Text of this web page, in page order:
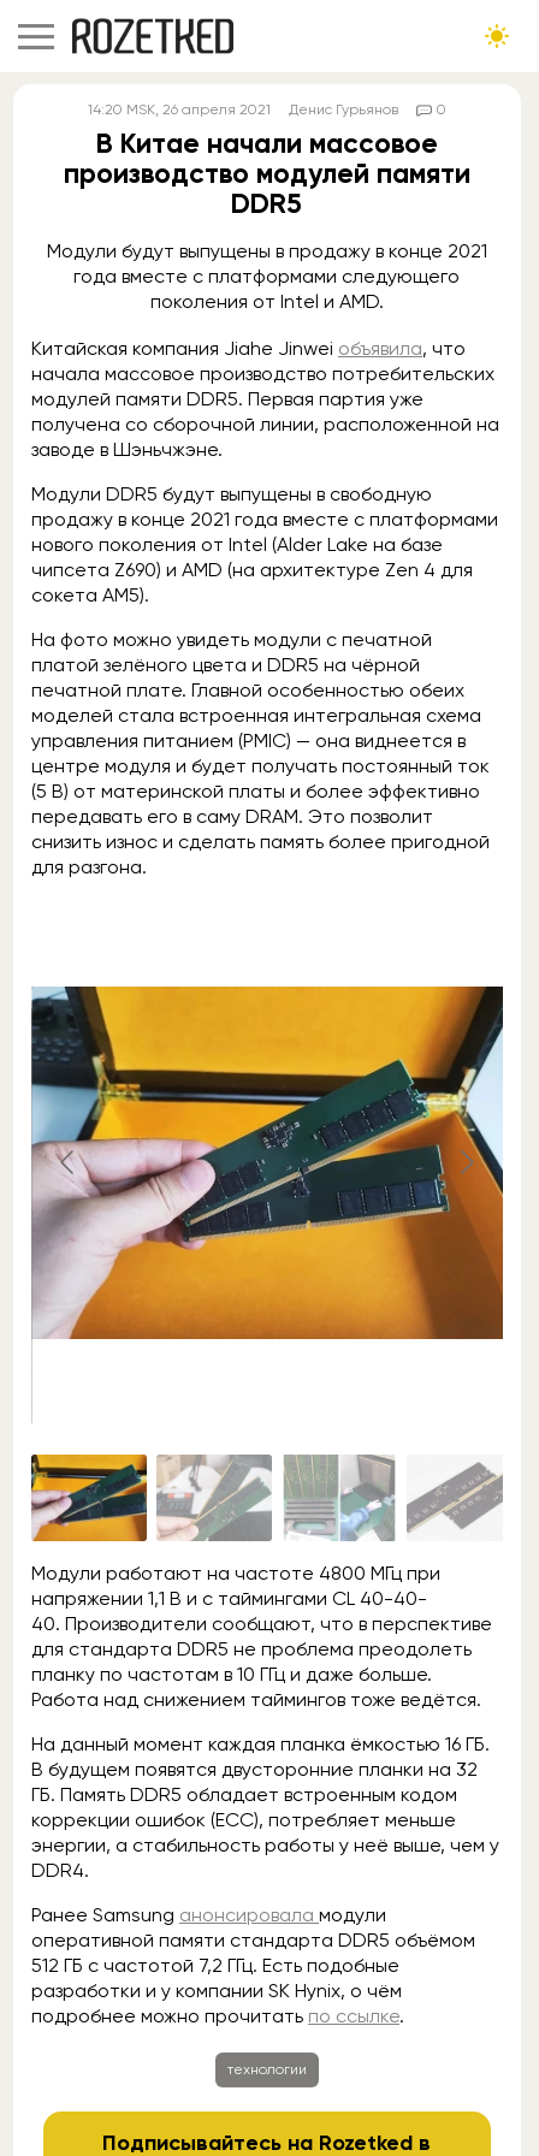
14:20 MSK, 26 апреля 2021 Денис Гурьянов 0
В Китае начали массовое
производство модулей памяти
DDR5
Модули будут выпущены в продажу в конце 2021
года вместе с платформами следующего
поколения от Intel и AMD.
Китайская компания Jiahe Jinwei объявила, что
начала массовое производство потребительских
модулей памяти DDR5. Первая партия уже
получена со сборочной линии, расположенной на
заводе в Шэньчжэне.
Модули DDR5 будут выпущены в свободную
продажу в конце 2021 года вместе с платформами
нового поколения от Intel (Alder Lake на базе
чипсета Z690) и AMD (на архитектуре Zen 4 для
сокета AM5).
На фото можно увидеть модули с печатной
платой зелёного цвета и DDR5 на чёрной
печатной плате. Главной особенностью обеих
моделей стала встроенная интегральная схема
управления питанием (PMIC) — она виднеется в
центре модуля и будет получать постоянный ток
(5 В) от материнской платы и более эффективно
передавать его в саму DRAM. Это позволит
снизить износ и сделать память более пригодной
для разгона.
Модули работают на частоте 4800 МГц при
напряжении 1,1 В и с таймингами CL 40-40-
40. Производители сообщают, что в перспективе
для стандарта DDR5 не проблема преодолеть
планку по частотам в 10 ГГц и даже больше.
Работа над снижением таймингов тоже ведётся.
На данный момент каждая планка ёмкостью 16 ГБ.
В будущем появятся двусторонние планки на 32
ГБ. Память DDR5 обладает встроенным кодом
коррекции ошибок (ECC), потребляет меньше
энергии, а стабильность работы у неё выше, чем у
DDR4.
Ранее Samsung анонсировала модули
оперативной памяти стандарта DDR5 объёмом
512 ГБ c частотой 7,2 ГГц. Есть подобные
разработки и у компании SK Hynix, о чём
подробнее можно прочитать по ссылке.
технологии
Подписывайтесь на Rozetked в